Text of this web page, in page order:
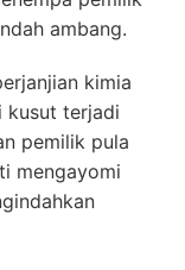
ambang.
kimia
kusut terjadi
pemilik pula
mengayomi